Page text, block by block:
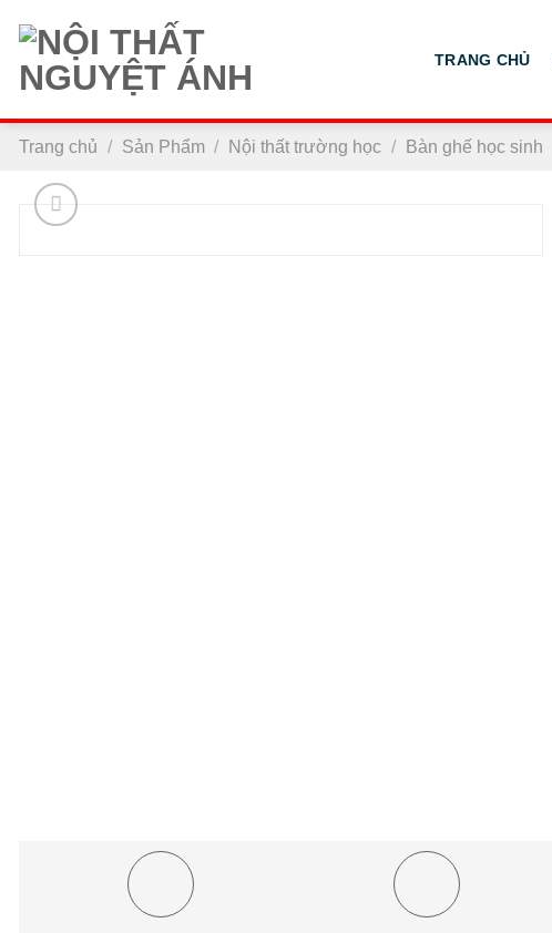
đến
nội
dung
TRANG CHỦ
Trang chủ / Sản Phẩm / Nội thất trường học / Bàn ghế học sinh